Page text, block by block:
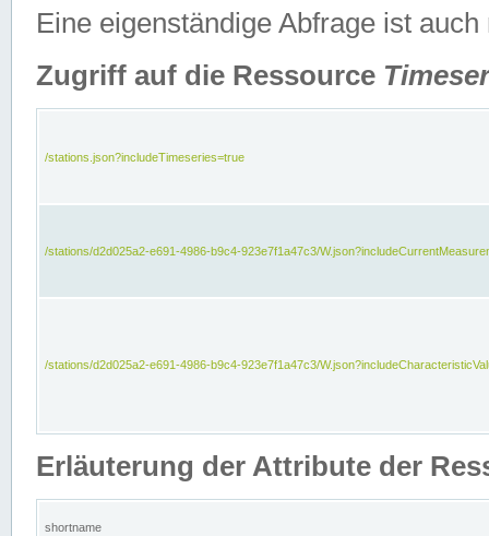
Eine eigenständige Abfrage ist auch
Zugriff auf die Ressource
/stations.json?includeTimeseries=true
/stations/d2d025a2-e691-4986-b9c4-923e7f1a47c3/
/stations/d2d025a2-e691-4986-b9c4-923e7f1a47c3/
Erläuterung der Attribute der
shortname